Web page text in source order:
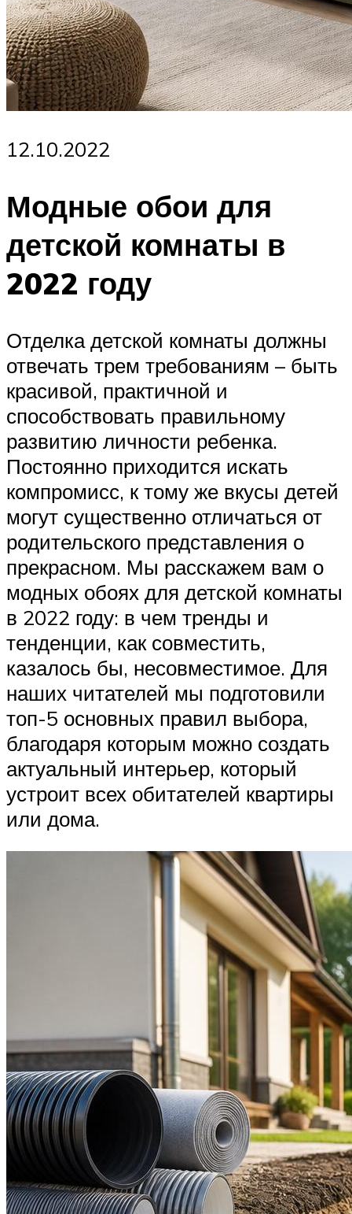
12.10.2022
Модные обои для
детской комнаты в
2022 году
Отделка детской комнаты должны
отвечать трем требованиям – быть
красивой, практичной и
способствовать правильному
развитию личности ребенка.
Постоянно приходится искать
компромисс, к тому же вкусы детей
могут существенно отличаться от
родительского представления о
прекрасном. Мы расскажем вам о
модных обоях для детской комнаты
в 2022 году: в чем тренды и
тенденции, как совместить,
казалось бы, несовместимое. Для
наших читателей мы подготовили
топ-5 основных правил выбора,
благодаря которым можно создать
актуальный интерьер, который
устроит всех обитателей квартиры
или дома.